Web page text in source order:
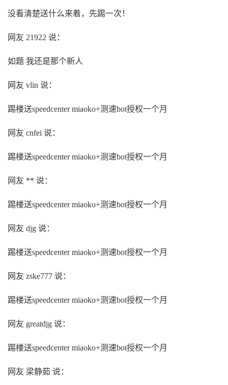
没看清楚送什么来着，先踢一次！
网友 21922 说：
如题 我还是那个新人
网友 vlin 说：
踢楼送speedcenter miaoko+测速bot授权一个月
网友 cnfei 说：
踢楼送speedcenter miaoko+测速bot授权一个月
网友 ** 说：
踢楼送speedcenter miaoko+测速bot授权一个月
网友 djg 说：
踢楼送speedcenter miaoko+测速bot授权一个月
网友 zske777 说：
踢楼送speedcenter miaoko+测速bot授权一个月
网友 greatdjg 说：
踢楼送speedcenter miaoko+测速bot授权一个月
网友 梁静茹 说：